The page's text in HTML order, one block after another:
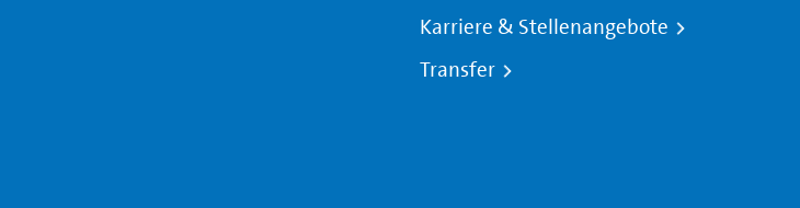
Karriere & Stellenangebote
Transfer